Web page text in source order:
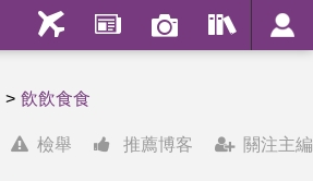
飲飲食食
關注主編
推薦博客
檢舉